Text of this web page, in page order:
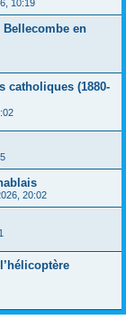
10:19
en
catholiques (1880-
20:02